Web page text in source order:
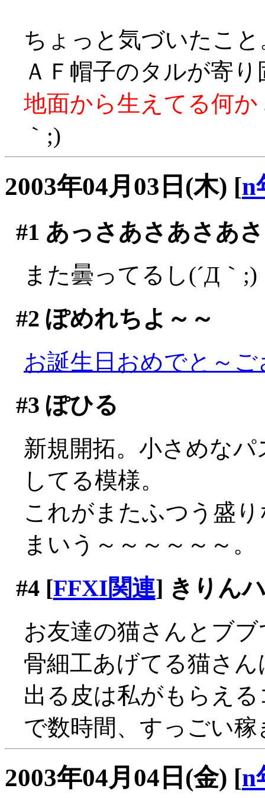
ちょっと気づいたこと
ＡＦ帽子のタルが寄
地面から生えてる何か
｀;)
2003年04月03日(木) [n
#1 あっさあさあさあ
また曇ってるし(´Д｀;)
#2 ぽめれちよ～～
お誕生日おめでと～ご
#3 ぽひる
新規開拓。小さめな
してる模様。
これがまたふつう盛
まいう～～～～～～。
#4[FFXI関連] きりん
お友達の猫さんとブ
骨細工あげてる猫さ
出る皮は私がもらえ
で数時間、すっごい
2003年04月04日(金) [n